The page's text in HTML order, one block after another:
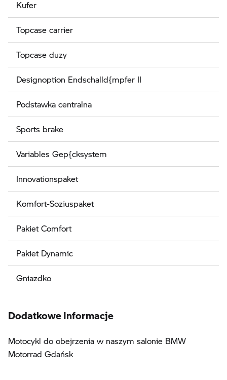
Kufer
Topcase carrier
Topcase duzy
Designoption Endschalld{mpfer II
Podstawka centralna
Sports brake
Variables Gep{cksystem
Innovationspaket
Komfort-Soziuspaket
Pakiet Comfort
Pakiet Dynamic
Gniazdko
Dodatkowe Informacje
Motocykl do obejrzenia w naszym salonie BMW
Motorrad Gdańsk